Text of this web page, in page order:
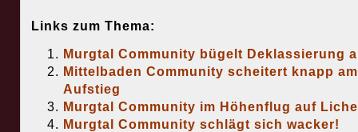
Links zum Thema:
Murgtal Community bügelt Deklassierung
Mittelbaden Community scheitert knapp am
Aufstieg
Murgtal Community im Höhenflug auf
Murgtal Community schlägt sich wacker!